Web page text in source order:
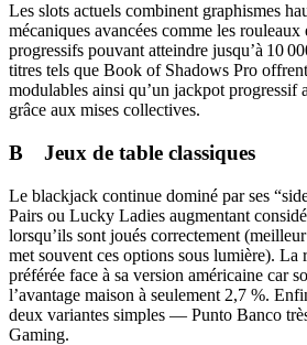
Les slots actuels combinent graphismes
mécaniques avancées comme les
progressifs pouvant atteindre jusqu’à 10
titres tels que Book of Shadows Pro
modulables ainsi qu’un jackpot progressif
grâce aux mises collectives.
B Jeux de table classiques
Le blackjack continue dominé par ses
Pairs ou Lucky Ladies augmentant
lorsqu’ils sont joués correctement
met souvent ces options sous lumière). La
préférée face à sa version américaine car
l’avantage maison à seulement 2,7 %.
deux variantes simples — Punto Banco
Gaming.